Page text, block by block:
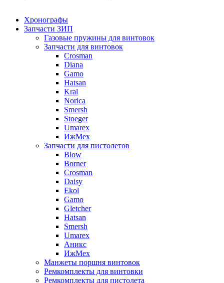
Хронографы
Запчасти ЗИП
Газовые пружины для винтовок
Запчасти для винтовок
Crosman
Diana
Gamo
Hatsan
Kral
Norica
Smersh
Stoeger
Umarex
ИжМех
Запчасти для пистолетов
Blow
Borner
Crosman
Daisy
Ekol
Gamo
Gletcher
Hatsan
Smersh
Umarex
Аникс
ИжМех
Манжеты поршня винтовок
Ремкомплекты для винтовки
Ремкомплекты для пистолета